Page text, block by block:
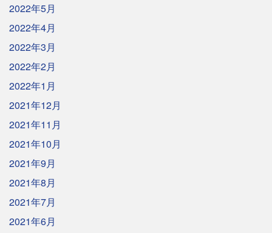
2022年5月
2022年4月
2022年3月
2022年2月
2022年1月
2021年12月
2021年11月
2021年10月
2021年9月
2021年8月
2021年7月
2021年6月